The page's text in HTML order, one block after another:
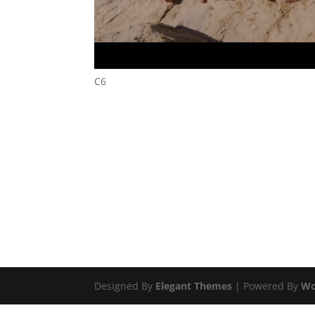
C6
Designed By Elegant Themes | Powered By